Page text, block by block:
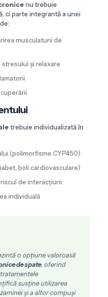
nu trebuie
ci parte integrantă a unei
musculaturii de
și relaxare
trebuie individualizată în
(polimorfisme CYP450)
boli cardiovasculare)
de interacțiuni
individuală
o opțiune valoroasă
de spate, oferind
susține utilizarea
și a altor compuși